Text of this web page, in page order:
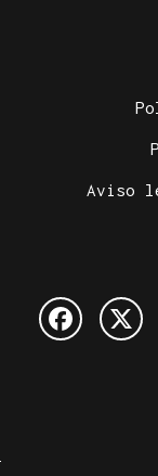
Aviso